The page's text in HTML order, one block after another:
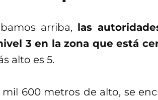
arriba, las
3 en la zona que está
alto es 5.
600 metros de alto, se